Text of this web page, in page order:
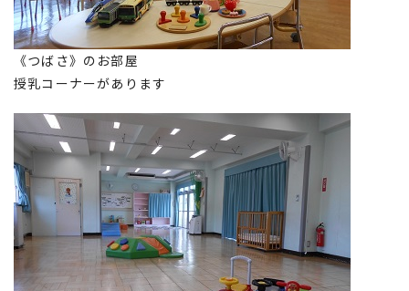
《つばさ》のお部屋
授乳コーナーがあります